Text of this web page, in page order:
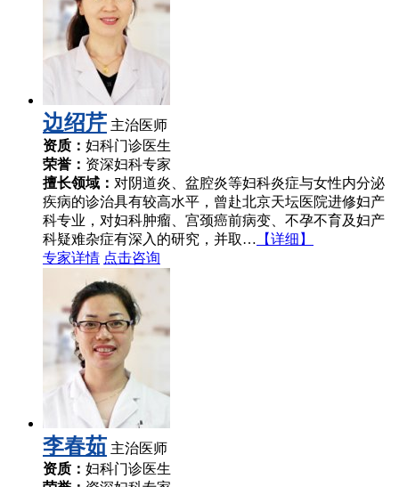
边绍芹 主治医师
资质： 妇科门诊医生
荣誉： 资深妇科专家
擅长领域： 对阴道炎、盆腔炎等妇科炎症与女性内分泌
疾病的诊治具有较高水平，曾赴北京天坛医院进修妇产
科专业，对妇科肿瘤、宫颈癌前病变、不孕不育及妇产
科疑难杂症有深入的研究，并取… 【详细】
专家详情 点击咨询
李春茹 主治医师
资质： 妇科门诊医生